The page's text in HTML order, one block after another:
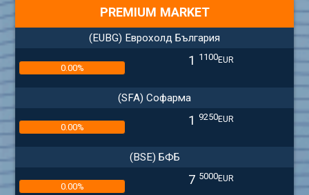
PREMIUM MARKET
(EUBG) Еврохолд България
0.00% 1 1100EUR
(SFA) Софарма
0.00% 1 9250EUR
(BSE) БФБ
0.00% 7 5000EUR